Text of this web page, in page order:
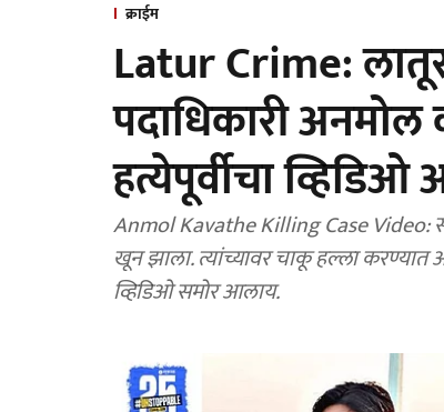
क्राईम
Latur Crime: लातूर
पदाधिकारी
हत्येपूर्वीचा
Anmol Kavathe Killing Case Video:
खून झाला. त्यांच्यावर चाकू हल्ला करण्यात
व्हिडिओ समोर आलाय.